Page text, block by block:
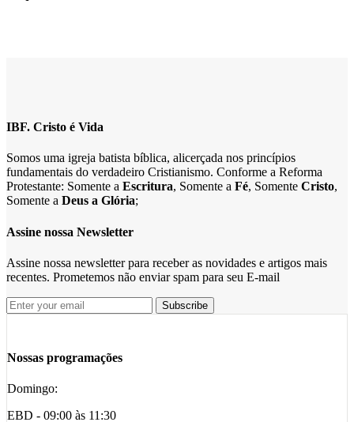
IBF. Cristo é Vida
Somos uma igreja batista bíblica, alicerçada nos princípios
fundamentais do verdadeiro Cristianismo. Conforme a Reforma
Protestante: Somente a Escritura, Somente a Fé, Somente Cristo,
Somente a Deus a Glória;
Assine nossa Newsletter
Assine nossa newsletter para receber as novidades e artigos mais
recentes. Prometemos não enviar spam para seu E-mail
Nossas programações
Domingo:
EBD - 09:00 às 11:30